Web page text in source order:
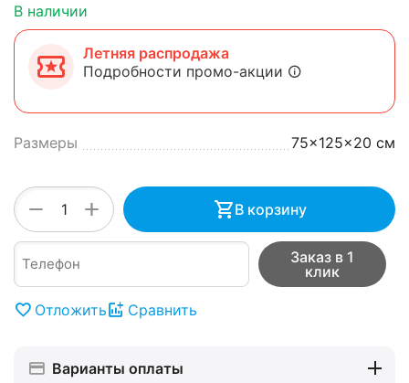
В наличии
Летняя распродажа
Подробности промо-акции
Размеры 75x125x20 см
+
− В корзину
Заказ в 1
клик
Отложить Сравнить
Варианты оплаты